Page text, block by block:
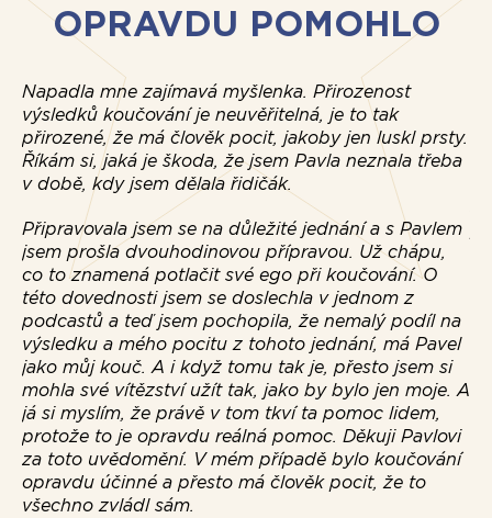
OPRAVDU POMOHLO
Napadla mne zajímavá myšlenka. Přirozenost
výsledků koučování je neuvěřitelná, je to tak
přirozené, že má člověk pocit, jakoby jen luskl prsty.
Říkám si, jaká je škoda, že jsem Pavla neznala třeba
v době, kdy jsem dělala řidičák.
Připravovala jsem se na důležité jednání a s Pavlem
jsem prošla dvouhodinovou přípravou. Už chápu,
co to znamená potlačit své ego při koučování. O
této dovednosti jsem se doslechla v jednom z
podcastů a teď jsem pochopila, že nemalý podíl na
výsledku a mého pocitu z tohoto jednání, má Pavel
jako můj kouč. A i když tomu tak je, přesto jsem si
mohla své vítězství užít tak, jako by bylo jen moje. A
já si myslím, že právě v tom tkví ta pomoc lidem,
protože to je opravdu reálná pomoc. Děkuji Pavlovi
za toto uvědomění. V mém případě bylo koučování
opravdu účinné a přesto má člověk pocit, že to
všechno zvládl sám.